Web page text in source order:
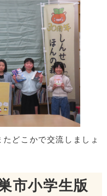
どこかで交流しましょ
市小学生版